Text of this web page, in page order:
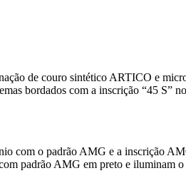
de couro sintético ARTICO e
bordados com a inscrição “45 S”
com o padrão AMG e a inscrição
padrão AMG em preto e iluminam